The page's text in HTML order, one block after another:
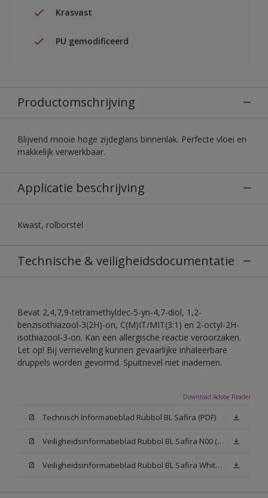
Krasvast
PU gemodificeerd
Productomschrijving
Blijvend mooie hoge zijdeglans binnenlak. Perfecte vloei en
makkelijk verwerkbaar.
Applicatie beschrijving
Kwast, rolborstel
Technische & veiligheidsdocumentatie
Bevat 2,4,7,9-tetramethyldec-5-yn-4,7-diol, 1,2-
benzisothiazool-3(2H)-on, C(M)IT/MIT(3:1) en 2-octyl-2H-
isothiazool-3-on. Kan een allergische reactie veroorzaken.
Let op! Bij verneveling kunnen gevaarlijke inhaleerbare
druppels worden gevormd. Spuitnevel niet inademen.
Download Adobe Reader
Technisch Informatieblad Rubbol BL Safira (PDF)
Veiligheidsinformatieblad Rubbol BL Safira N00 (MSDS)
Veiligheidsinformatieblad Rubbol BL Safira White W05 (MSDS)